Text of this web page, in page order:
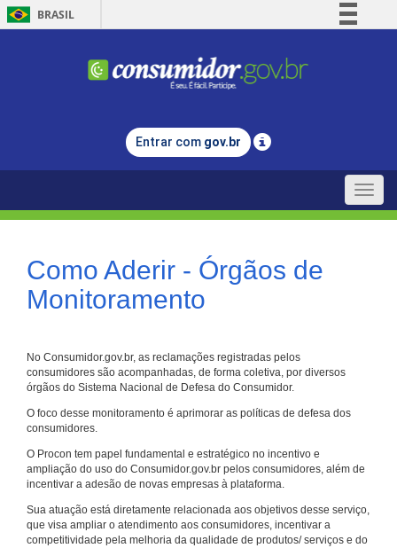
BRASIL
Comunica BR
Legislação
Entrar com gov.br
Toggle
Como Aderir - Órgãos de
Monitoramento
No Consumidor.gov.br, as reclamações registradas pelos
consumidores são acompanhadas, de forma coletiva, por diversos
órgãos do Sistema Nacional de Defesa do Consumidor.
O foco desse monitoramento é aprimorar as políticas de defesa dos
consumidores.
O Procon tem papel fundamental e estratégico no incentivo e
ampliação do uso do Consumidor.gov.br pelos consumidores, além de
incentivar a adesão de novas empresas à plataforma.
Sua atuação está diretamente relacionada aos objetivos desse serviço,
que visa ampliar o atendimento aos consumidores, incentivar a
competitividade pela melhoria da qualidade de produtos/ serviços e do